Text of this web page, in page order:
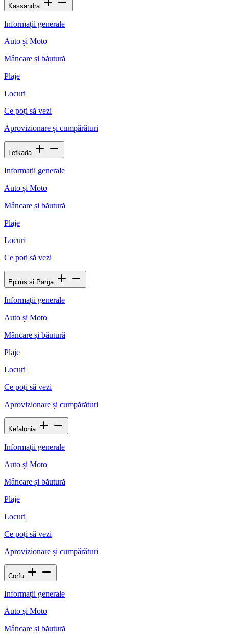
Kassandra
Informații generale
Auto și Moto
Mâncare și băutură
Plaje
Locuri
Ce poți să vezi
Aprovizionare și cumpărături
Lefkada
Informații generale
Auto și Moto
Mâncare și băutură
Plaje
Locuri
Ce poți să vezi
Epirus și Parga
Informații generale
Auto și Moto
Mâncare și băutură
Plaje
Locuri
Ce poți să vezi
Aprovizionare și cumpărături
Kefalonia
Informații generale
Auto și Moto
Mâncare și băutură
Plaje
Locuri
Ce poți să vezi
Aprovizionare și cumpărături
Corfu
Informații generale
Auto și Moto
Mâncare și băutură